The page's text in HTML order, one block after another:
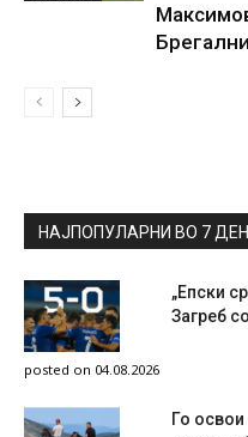
НАЈПОПУЛАРНИ ВО 7
„Епски
Загреб
posted on 04.08.2026
Го